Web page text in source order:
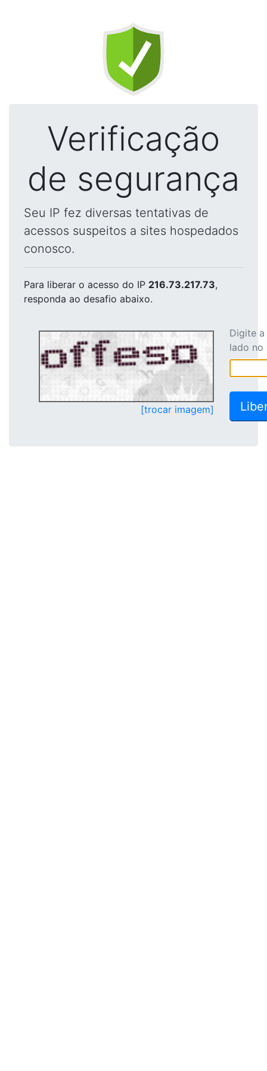
Verificação
de segurança
Seu IP fez diversas tentativas de
acessos suspeitos a sites hospedados
conosco.
Para liberar o acesso do IP 216.73.217.73,
responda ao desafio abaixo.
[trocar imagem]
Digite
lado no